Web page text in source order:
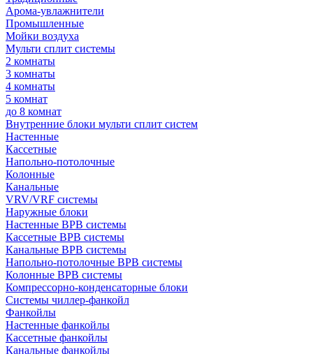
Арома-увлажнители
Промышленные
Мойки воздуха
Мульти сплит системы
2 комнаты
3 комнаты
4 комнаты
5 комнат
до 8 комнат
Внутренние блоки мульти сплит систем
Настенные
Кассетные
Напольно-потолочные
Колонные
Канальные
VRV/VRF системы
Наружные блоки
Настенные ВРВ системы
Кассетные ВРВ системы
Канальные ВРВ системы
Напольно-потолочные ВРВ системы
Колонные ВРВ системы
Компрессорно-конденсаторные блоки
Системы чиллер-фанкойл
Фанкойлы
Настенные фанкойлы
Кассетные фанкойлы
Канальные фанкойлы